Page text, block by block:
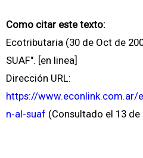
Como citar este texto:
Ecotributaria (30 de Oct de
SUAF". [en linea]
Dirección URL:
https://
n-al-suaf (Consultado el 13 de